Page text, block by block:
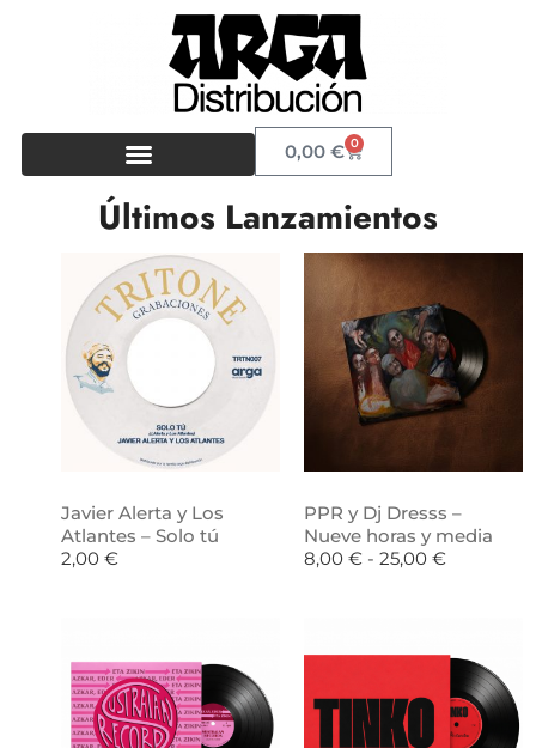
0,00€ 0
Últimos Lanzamientos
Javier Alerta y Los
Atlantes – Solo tú
2,00 €
PPR y Dj Dresss –
Nueve horas y media
8,00 € - 25,00 €